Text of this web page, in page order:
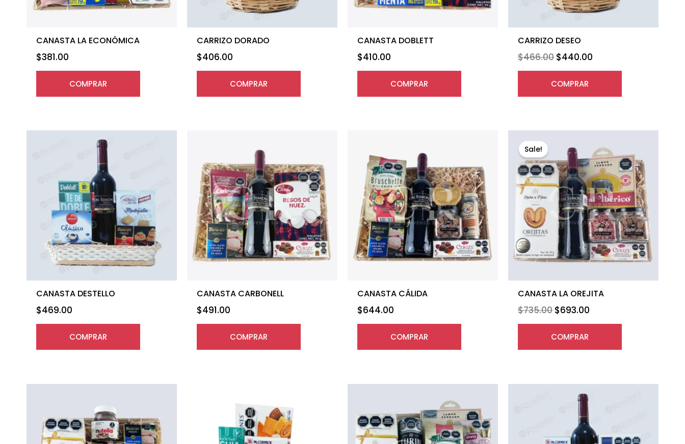
CANASTA LA ECONÓMICA
$381.00
COMPRAR
CARRIZO DORADO
$406.00
COMPRAR
CANASTA DOBLETT
$410.00
COMPRAR
CARRIZO DESEO
$466.00 $440.00
COMPRAR
CANASTA DESTELLO
$469.00
COMPRAR
CANASTA CARBONELL
$491.00
COMPRAR
CANASTA CÁLIDA
$644.00
COMPRAR
Sale!
CANASTA LA OREJITA
$735.00
price
was:
$735.00.
$693.00
price
is:
$693.00.
COMPRAR